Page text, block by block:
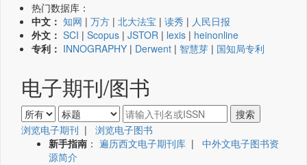
热门数据库：
中文： 知网 | 万方 | 北大法宝 | 读秀 | 人民日报
外文： SCI | Scopus | JSTOR | lexis | heinonline
专利： INNOGRAPHY | Derwent | 智慧芽 | 国知局专利
电子期刊/图书
浏览电子期刊 | 浏览电子图书
新手指南 ： 遍历西文电子期刊库 | 中外文电子图书资
源简介